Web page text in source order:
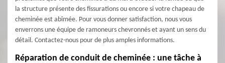
la structure présente des fissurations ou encore si votre chapeau de
cheminée est abîmée. Pour vous donner satisfaction, nous vous
enverrons une équipe de ramoneurs chevronnés et ayant un sens du
détail. Contactez-nous pour de plus amples informations.
Réparation de conduit de cheminée : une tâche à